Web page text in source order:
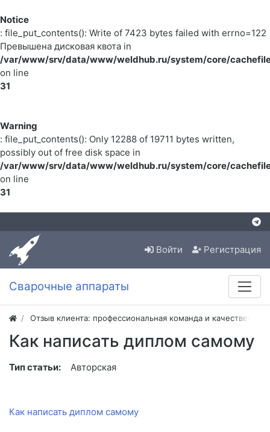
Notice
: file_put_contents(): Write of 7423 bytes failed with errno=122
Превышена дисковая квота in
/var/www/srv/data/www/weldhub.ru/system/core/
on line
31
Warning
: file_put_contents(): Only 12288 of 19711 bytes written,
possibly out of free disk space in
/var/www/srv/data/www/weldhub.ru/system/core/
on line
31
Войти Регистрация
Сварочные аппараты
Отзыв клиента: профессиональная команда и
Как написать диплом самому
Тип статьи: Авторская
Как написать диплом самому